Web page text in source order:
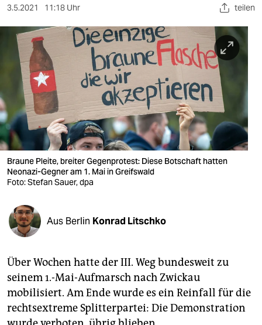
sport
berlin
nord
wahrheit
verlag
verlag
shop
fragen & hilfe
unterstützen
abo
genossenschaft
3.5.2021 11:18 Uhr teilen
Braune Pleite, breiter Gegenprotest: Diese Botschaft hatten
Neonazi-Gegner am 1. Mai in Greifswald
Foto: Stefan Sauer, dpa
Aus Berlin Konrad Litschko
Über Wochen hatte der III. Weg bundesweit zu
seinem 1.-Mai-Aufmarsch nach Zwickau
mobilisiert. Am Ende wurde es ein Reinfall für die
rechtsextreme Splitterpartei: Die Demonstration